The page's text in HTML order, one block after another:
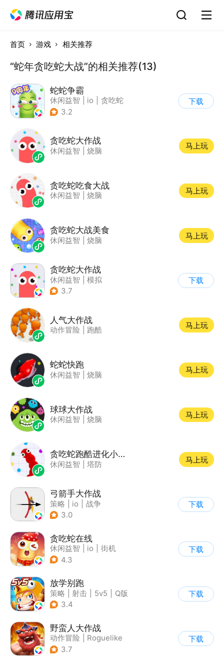
首页 游戏 相关推荐
“蛇年贪吃蛇大战”的相关推荐(13)
蛇蛇争霸
休闲益智 io
贪吃蛇
| 抱一
3.2
下载
贪吃蛇大作战
休闲益智 烧脑
马上玩
贪吃蛇吃食大战
休闲益智 烧脑
马上玩
贪吃蛇大战美食
休闲益智 烧脑
马上玩
贪吃蛇大作战
休闲益智
模拟
| 贪吃蛇
3.7
下载
人气大作战
动作冒险 跑酷
马上玩
蛇蛇快跑
休闲益智 烧脑
马上玩
球球大作战
休闲益智 烧脑
马上玩
贪吃蛇跑酷进化小游戏
休闲益智 塔防
马上玩
弓箭手大作战
策略 io
战争
| 非对称竞技
3.0
下载
贪吃蛇在线
休闲益智 io
街机
| 贪吃蛇
4.3
下载
放学别跑
策略 射击 5v5
Q版
3.4
下载
野蛮人大作战
动作冒险
Roguelike
| 奇幻
3.7
下载